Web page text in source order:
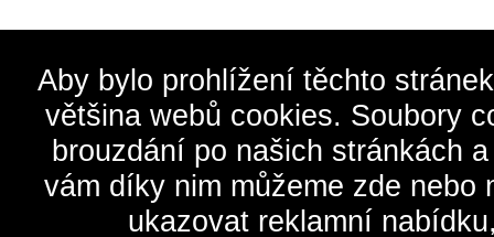
Aby bylo prohlížení těchto
většina webů cookies. Soubory
brouzdání po našich stránkách
vám díky nim můžeme zde
ukazovat reklamní